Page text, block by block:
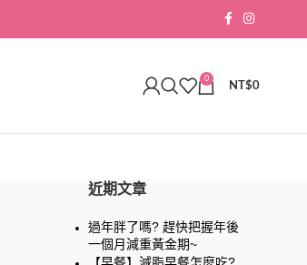
0
NT$0
近期文章
過年胖了嗎? 趕快把握年後
一個月減重黃金期~